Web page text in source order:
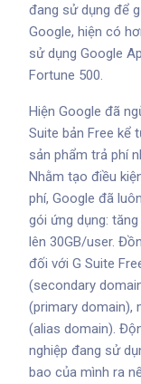
đang sử dụng để
Google, hiện có
sử dụng Google
Fortune 500.
Hiện Google đã
Suite bản Free kể
sản phẩm trả phí
Nhằm tạo điều
phí, Google đã
gói ứng dụng:
lên 30GB/user.
đối với G Suite
(secondary
(primary domain),
(alias domain).
nghiệp đang sử
bao của mình ra